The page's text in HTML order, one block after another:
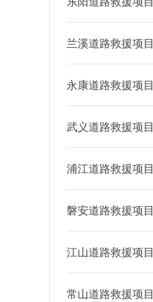
兰溪道路救援项目
永康道路救援项目
武义道路救援项目
浦江道路救援项目
磐安道路救援项目
江山道路救援项目
常山道路救援项目